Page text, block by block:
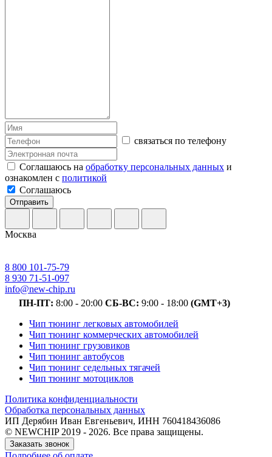
связаться по телефону
Соглашаюсь на обработку персональных данных и
ознакомлен с политикой
Соглашаюсь
Отправить
Москва
8 800 101-75-79
8 930 71-51-097
info@new-chip.ru
ПН-ПТ: 8:00 - 20:00 СБ-ВС: 9:00 - 18:00 (GMT+3)
Чип тюнинг легковых автомобилей
Чип тюнинг коммерческих автомобилей
Чип тюнинг грузовиков
Чип тюнинг автобусов
Чип тюнинг седельных тягачей
Чип тюнинг мотоциклов
Политика конфиденциальности
Обработка персональных данных
ИП Дерябин Иван Евгеньевич, ИНН 760418436086
© NEWCHIP 2019 - 2026. Все права защищены.
Заказать звонок